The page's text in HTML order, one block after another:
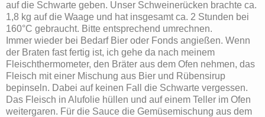
auf die Schwarte geben. Unser Schweinerücken brachte ca.
1,8 kg auf die Waage und hat insgesamt ca. 2 Stunden bei
160°C gebraucht. Bitte entsprechend umrechnen.
Immer wieder bei Bedarf Bier oder Fonds angießen. Wenn
der Braten fast fertig ist, ich gehe da nach meinem
Fleischthermometer, den Bräter aus dem Ofen nehmen, das
Fleisch mit einer Mischung aus Bier und Rübensirup
bepinseln. Dabei auf keinen Fall die Schwarte vergessen.
Das Fleisch in Alufolie hüllen und auf einem Teller im Ofen
weitergaren. Für die Sauce die Gemüsemischung aus dem